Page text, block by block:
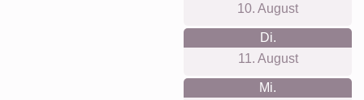
10. August
Di.
11. August
Mi.